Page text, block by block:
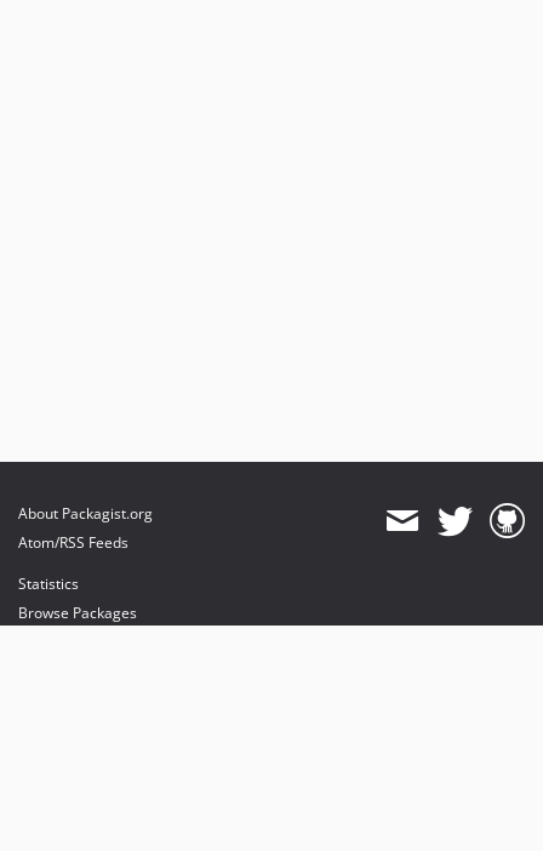
About Packagist.org
Atom/RSS Feeds
Statistics
Browse Packages